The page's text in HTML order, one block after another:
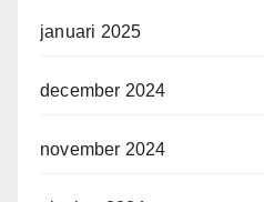
januari 2025
december 2024
november 2024